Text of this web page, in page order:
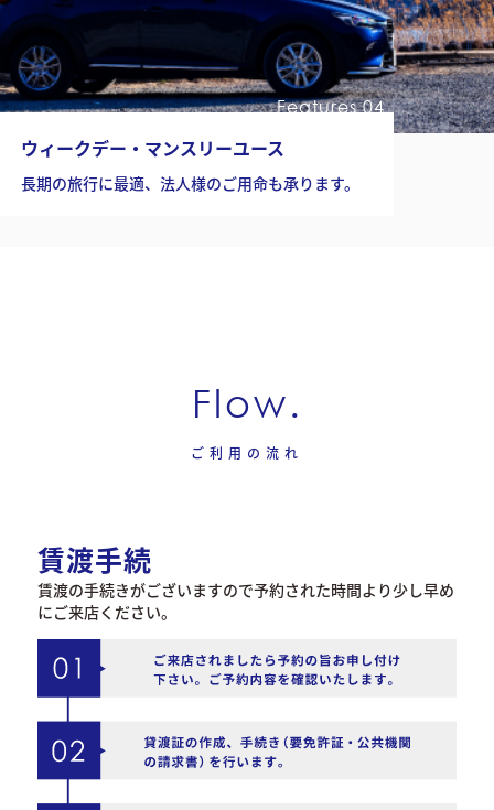
ウィークデー・マンスリーユース
長期の旅行に最適、法人様のご用命も承ります。
Features 04
Flow.
ご利用の流れ
賃渡手続
賃渡の手続きがございますので予約された時間より少し早め
にご来店ください。